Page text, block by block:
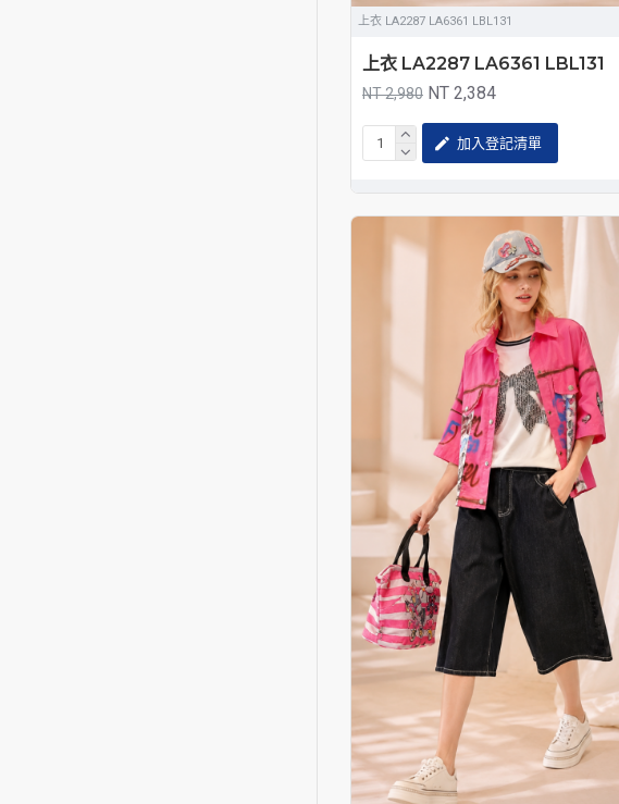
上衣 LA2287 LA6361 LBL131
上衣 LA2287 LA6361 LBL131
NT 2,980 NT 2,384
加入登記清單